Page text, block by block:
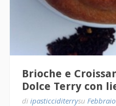
Brioche e
Dolce Terry con
di ipasticciditerrysu